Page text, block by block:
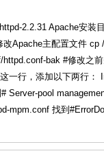
产化操作系统Anolis OS编
2.2.31 Apache安装
改Apache主配置文件
bak #修改之
一行，添加以下两行：
Server-pool
mpm.conf 找到